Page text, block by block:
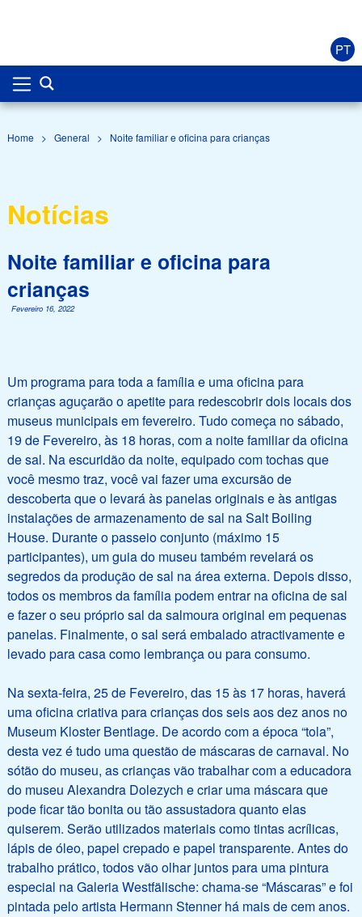
PT
Home > General > Noite familiar e oficina para crianças
Notícias
Noite familiar e oficina para
crianças
Fevereiro 16, 2022
Um programa para toda a família e uma oficina para
crianças aguçarão o apetite para redescobrir dois locais dos
museus municipais em fevereiro. Tudo começa no sábado,
19 de Fevereiro, às 18 horas, com a noite familiar da oficina
de sal. Na escuridão da noite, equipado com tochas que
você mesmo traz, você vai fazer uma excursão de
descoberta que o levará às panelas originais e às antigas
instalações de armazenamento de sal na Salt Boiling
House. Durante o passeio conjunto (máximo 15
participantes), um guia do museu também revelará os
segredos da produção de sal na área externa. Depois disso,
todos os membros da família podem entrar na oficina de sal
e fazer o seu próprio sal da salmoura original em pequenas
panelas. Finalmente, o sal será embalado atractivamente e
levado para casa como lembrança ou para consumo.
Na sexta-feira, 25 de Fevereiro, das 15 às 17 horas, haverá
uma oficina criativa para crianças dos seis aos dez anos no
Museum Kloster Bentlage. De acordo com a época “tola”,
desta vez é tudo uma questão de máscaras de carnaval. No
sótão do museu, as crianças vão trabalhar com a educadora
do museu Alexandra Dolezych e criar uma máscara que
pode ficar tão bonita ou tão assustadora quanto elas
quiserem. Serão utilizados materiais como tintas acrílicas,
lápis de óleo, papel crepado e papel transparente. Antes do
trabalho prático, todos vão olhar juntos para uma pintura
especial na Galeria Westfälische: chama-se “Máscaras” e foi
pintada pelo artista Hermann Stenner há mais de cem anos.